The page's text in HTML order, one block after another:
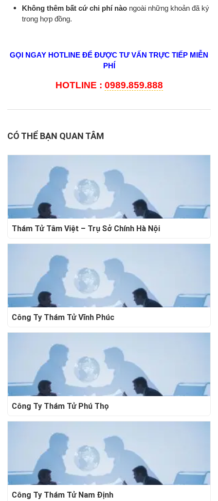
Không thêm bất cứ chi phí nào ngoài những khoản đã ký
trong hợp đồng.
GỌI NGAY HOTLINE ĐỂ ĐƯỢC TƯ VẤN TRỰC TIẾP MIỄN
PHÍ
HOTLINE : 0989.859.888
CÓ THỂ BẠN QUAN TÂM
Thám Tử Tâm Việt – Trụ Sở Chính Hà Nội
Công Ty Thám Tử Vĩnh Phúc
Công Ty Thám Tử Phú Thọ
Công Ty Thám Tử Nam Định